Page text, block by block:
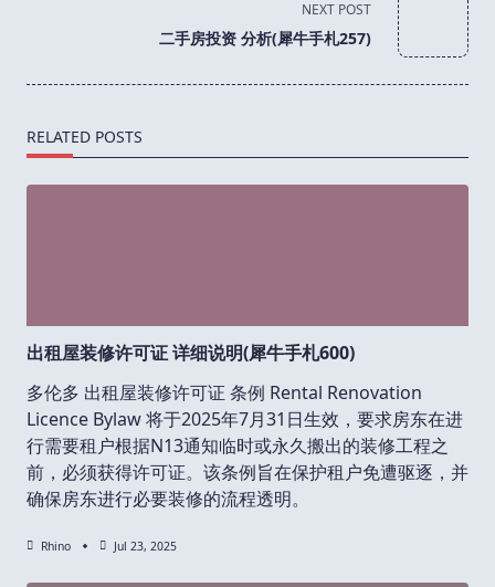
NEXT POST
二手房投资 分析(犀牛手札257)
RELATED POSTS
出租屋装修许可证 详细说明(犀牛手札600)
多伦多 出租屋装修许可证 条例 Rental Renovation
Licence Bylaw 将于2025年7月31日生效，要求房东在进
行需要租户根据N13通知临时或永久搬出的装修工程之
前，必须获得许可证。该条例旨在保护租户免遭驱逐，并
确保房东进行必要装修的流程透明。
Rhino Jul 23, 2025